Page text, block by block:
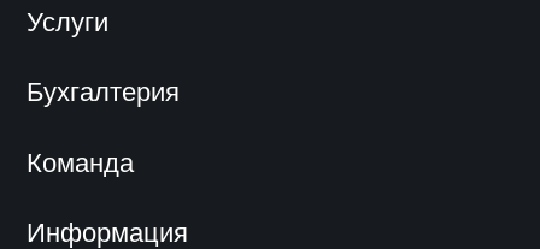
Услуги
Бухгалтерия
Команда
Информация